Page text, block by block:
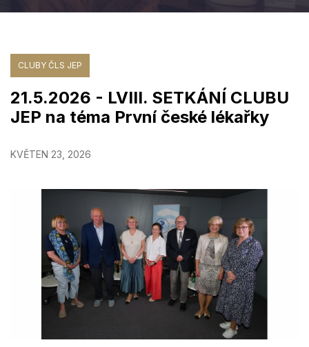
CLUBY ČLS JEP
21.5.2026 - LVIII. SETKÁNÍ CLUBU
JEP na téma První české lékařky
KVĚTEN 23, 2026